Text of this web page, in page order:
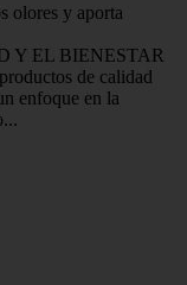
olores y aporta
Y EL BIENESTAR
de calidad
enfoque en la